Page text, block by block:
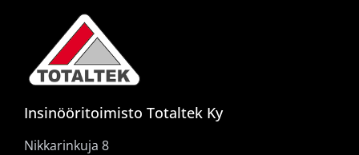
Insinööritoimisto Totaltek Ky
Nikkarinkuja 8